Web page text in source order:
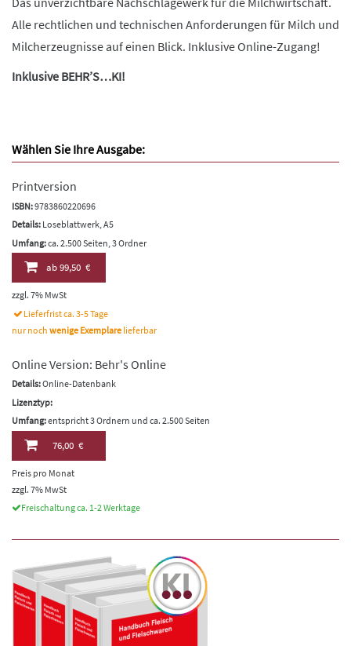
Alle rechtlichen und technischen Anforderungen für Milch und
Milcherzeugnisse auf einen Blick. Inklusive Online-Zugang!
Inklusive BEHR’S…KI!
Wählen Sie Ihre Ausgabe:
Printversion
ISBN:9783860220696
Details: Loseblattwerk, A5
Umfang:ca. 2.500 Seiten, 3 Ordner
ab99,50 €
zzgl. 7% MwSt
Lieferfrist ca. 3-5 Tage
nur noch wenige Exemplare lieferbar
Online Version: Behr's Online
Details:Online-Datenbank
Lizenztyp:
Umfang:entspricht 3 Ordnern und ca. 2.500 Seiten
76,00 €
Preis pro Monat
zzgl. 7% MwSt
Freischaltung ca. 1-2 Werktage